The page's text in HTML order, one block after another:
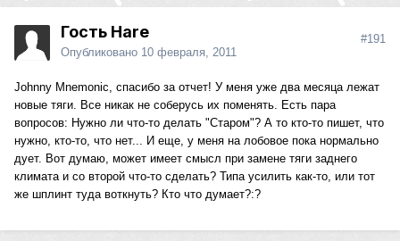
Гость Hare
Опубликовано 10 февраля, 2011
#191
Johnny Mnemonic, спасибо за отчет! У меня уже два месяца лежат
новые тяги. Все никак не соберусь их поменять. Есть пара
вопросов: Нужно ли что-то делать "Старом"? А то кто-то пишет, что
нужно, кто-то, что нет... И еще, у меня на лобовое пока нормально
дует. Вот думаю, может имеет смысл при замене тяги заднего
климата и со второй что-то сделать? Типа усилить как-то, или тот
же шплинт туда воткнуть? Кто что думает?:?